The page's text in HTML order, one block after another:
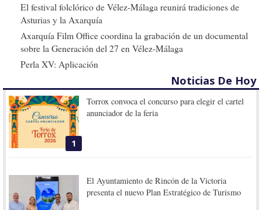
El festival folclórico de Vélez-Málaga reunirá tradiciones de
Asturias y la Axarquía
Axarquía Film Office coordina la grabación de un documental
sobre la Generación del 27 en Vélez-Málaga
Perla XV: Aplicación
Noticias De Hoy
1
Torrox convoca el concurso para elegir el cartel
anunciador de la feria
El Ayuntamiento de Rincón de la Victoria
presenta el nuevo Plan Estratégico de Turismo